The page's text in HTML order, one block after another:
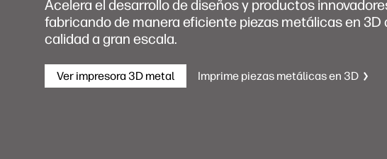
Acelera el desarrollo de diseños y productos
fabricando de manera eficiente piezas metálicas en 3D
calidad a gran escala.
Ver impresora 3D metal Imprime piezas metálicas en 3D